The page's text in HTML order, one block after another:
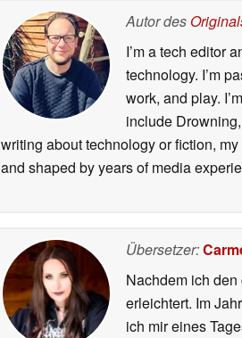
Autor des
I’m a tech editor
technology. I’m
work, and play.
include
writing about technology or fiction,
and shaped by years of media
Übersetzer:
Nachdem ich
erleichtert. Im
ich mir eines